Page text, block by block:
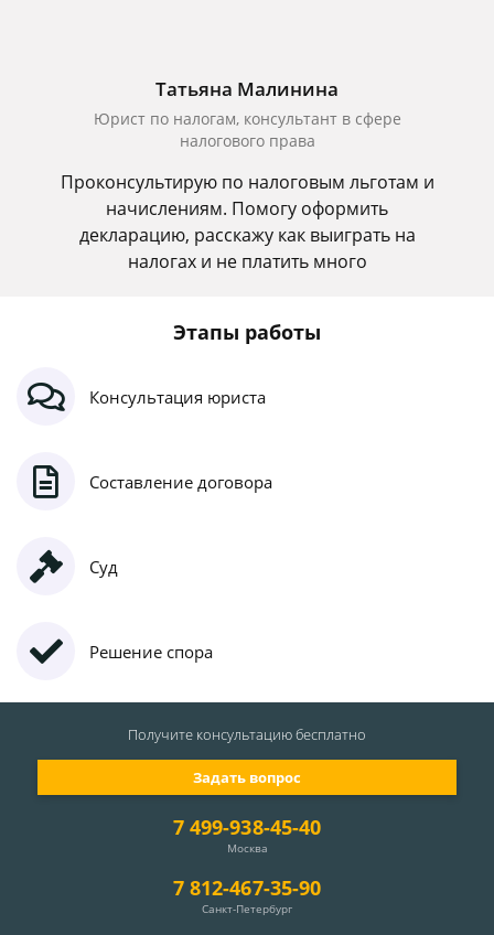
Татьяна Малинина
Юрист по налогам, консультант в сфере
налогового права
Проконсультирую по налоговым льготам и
начислениям. Помогу оформить
декларацию, расскажу как выиграть на
налогах и не платить много
Этапы работы
Консультация юриста
Составление договора
Суд
Решение спора
7 499-938-45-40
Москва
7 812-467-35-90
Санкт-Петербург
Задать вопрос
Получите консультациюбесплатно